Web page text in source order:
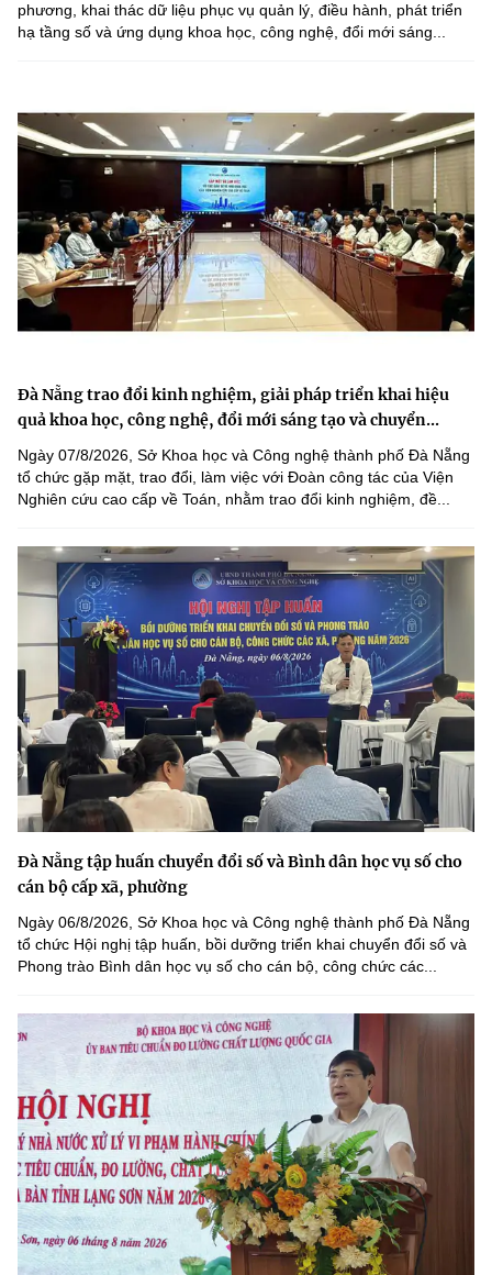
phương, khai thác dữ liệu phục vụ quản lý, điều hành, phát triển
hạ tầng số và ứng dụng khoa học, công nghệ, đổi mới sáng...
Đà Nẵng trao đổi kinh nghiệm, giải pháp triển khai hiệu
quả khoa học, công nghệ, đổi mới sáng tạo và chuyển...
Ngày 07/8/2026, Sở Khoa học và Công nghệ thành phố Đà Nẵng
tổ chức gặp mặt, trao đổi, làm việc với Đoàn công tác của Viện
Nghiên cứu cao cấp về Toán, nhằm trao đổi kinh nghiệm, đề...
Đà Nẵng tập huấn chuyển đổi số và Bình dân học vụ số cho
cán bộ cấp xã, phường
Ngày 06/8/2026, Sở Khoa học và Công nghệ thành phố Đà Nẵng
tổ chức Hội nghị tập huấn, bồi dưỡng triển khai chuyển đổi số và
Phong trào Bình dân học vụ số cho cán bộ, công chức các...